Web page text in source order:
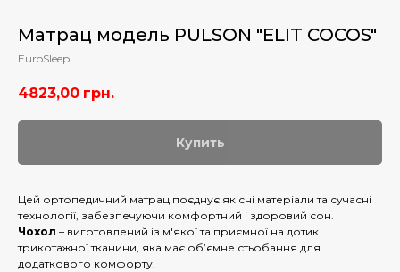
Матрац модель PULSON "ELIT COCOS"
EuroSleep
4823,00 грн.
Купить
Цей ортопедичний матрац поєднує якісні матеріали та сучасні
технології, забезпечуючи комфортний і здоровий сон.
Чохол – виготовлений із м'якої та приємної на дотик
трикотажної тканини, яка має об’ємне стьобання для
додаткового комфорту.